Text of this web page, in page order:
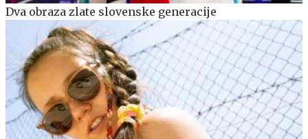
Dva obraza zlate slovenske generacije